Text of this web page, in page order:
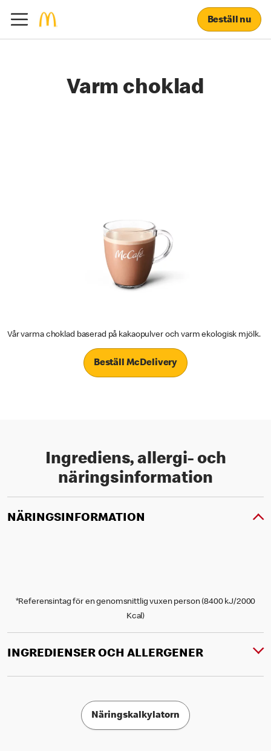
Beställ nu
Varm choklad
Vår varma choklad baserad på kakaopulver och varm ekologisk mjölk.
Beställ McDelivery
Ingrediens, allergi- och
näringsinformation
NÄRINGSINFORMATION
*Referensintag för en genomsnittlig vuxen person (8400 kJ/2000
Kcal)
INGREDIENSER OCH ALLERGENER
Näringskalkylatorn